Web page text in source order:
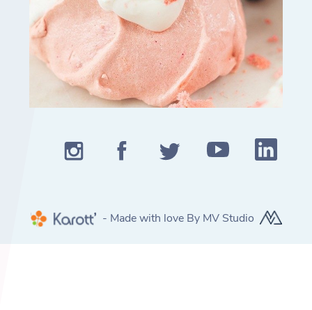
- Made with love By MV Studio